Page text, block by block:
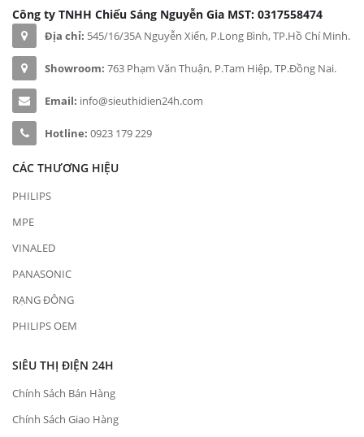
Công ty TNHH Chiếu Sáng Nguyễn Gia MST: 0317558474
Địa chỉ: 545/16/35A Nguyễn Xiển, P.Long Bình, TP.Hồ Chí Minh.
Showroom: 763 Phạm Văn Thuận, P.Tam Hiệp, TP.Đồng Nai.
Email: info@sieuthidien24h.com
Hotline: 0923 179 229
CÁC THƯƠNG HIỆU
PHILIPS
MPE
VINALED
PANASONIC
RẠNG ĐÔNG
PHILIPS OEM
SIÊU THỊ ĐIỆN 24H
Chính Sách Bán Hàng
Chính Sách Giao Hàng